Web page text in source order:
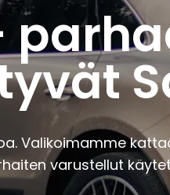
Valikoimamme
varustellut